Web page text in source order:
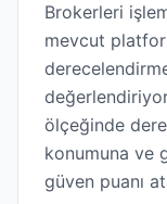
Brokerleri
mevcut
ölçeğinde
konumuna ve
güven puanı